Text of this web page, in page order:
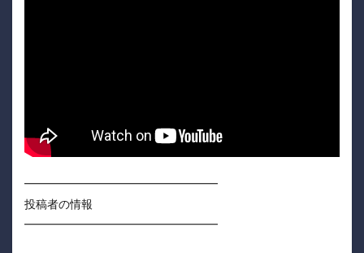
━━━━━━━━━━━━━━━━━
投稿者の情報
━━━━━━━━━━━━━━━━━